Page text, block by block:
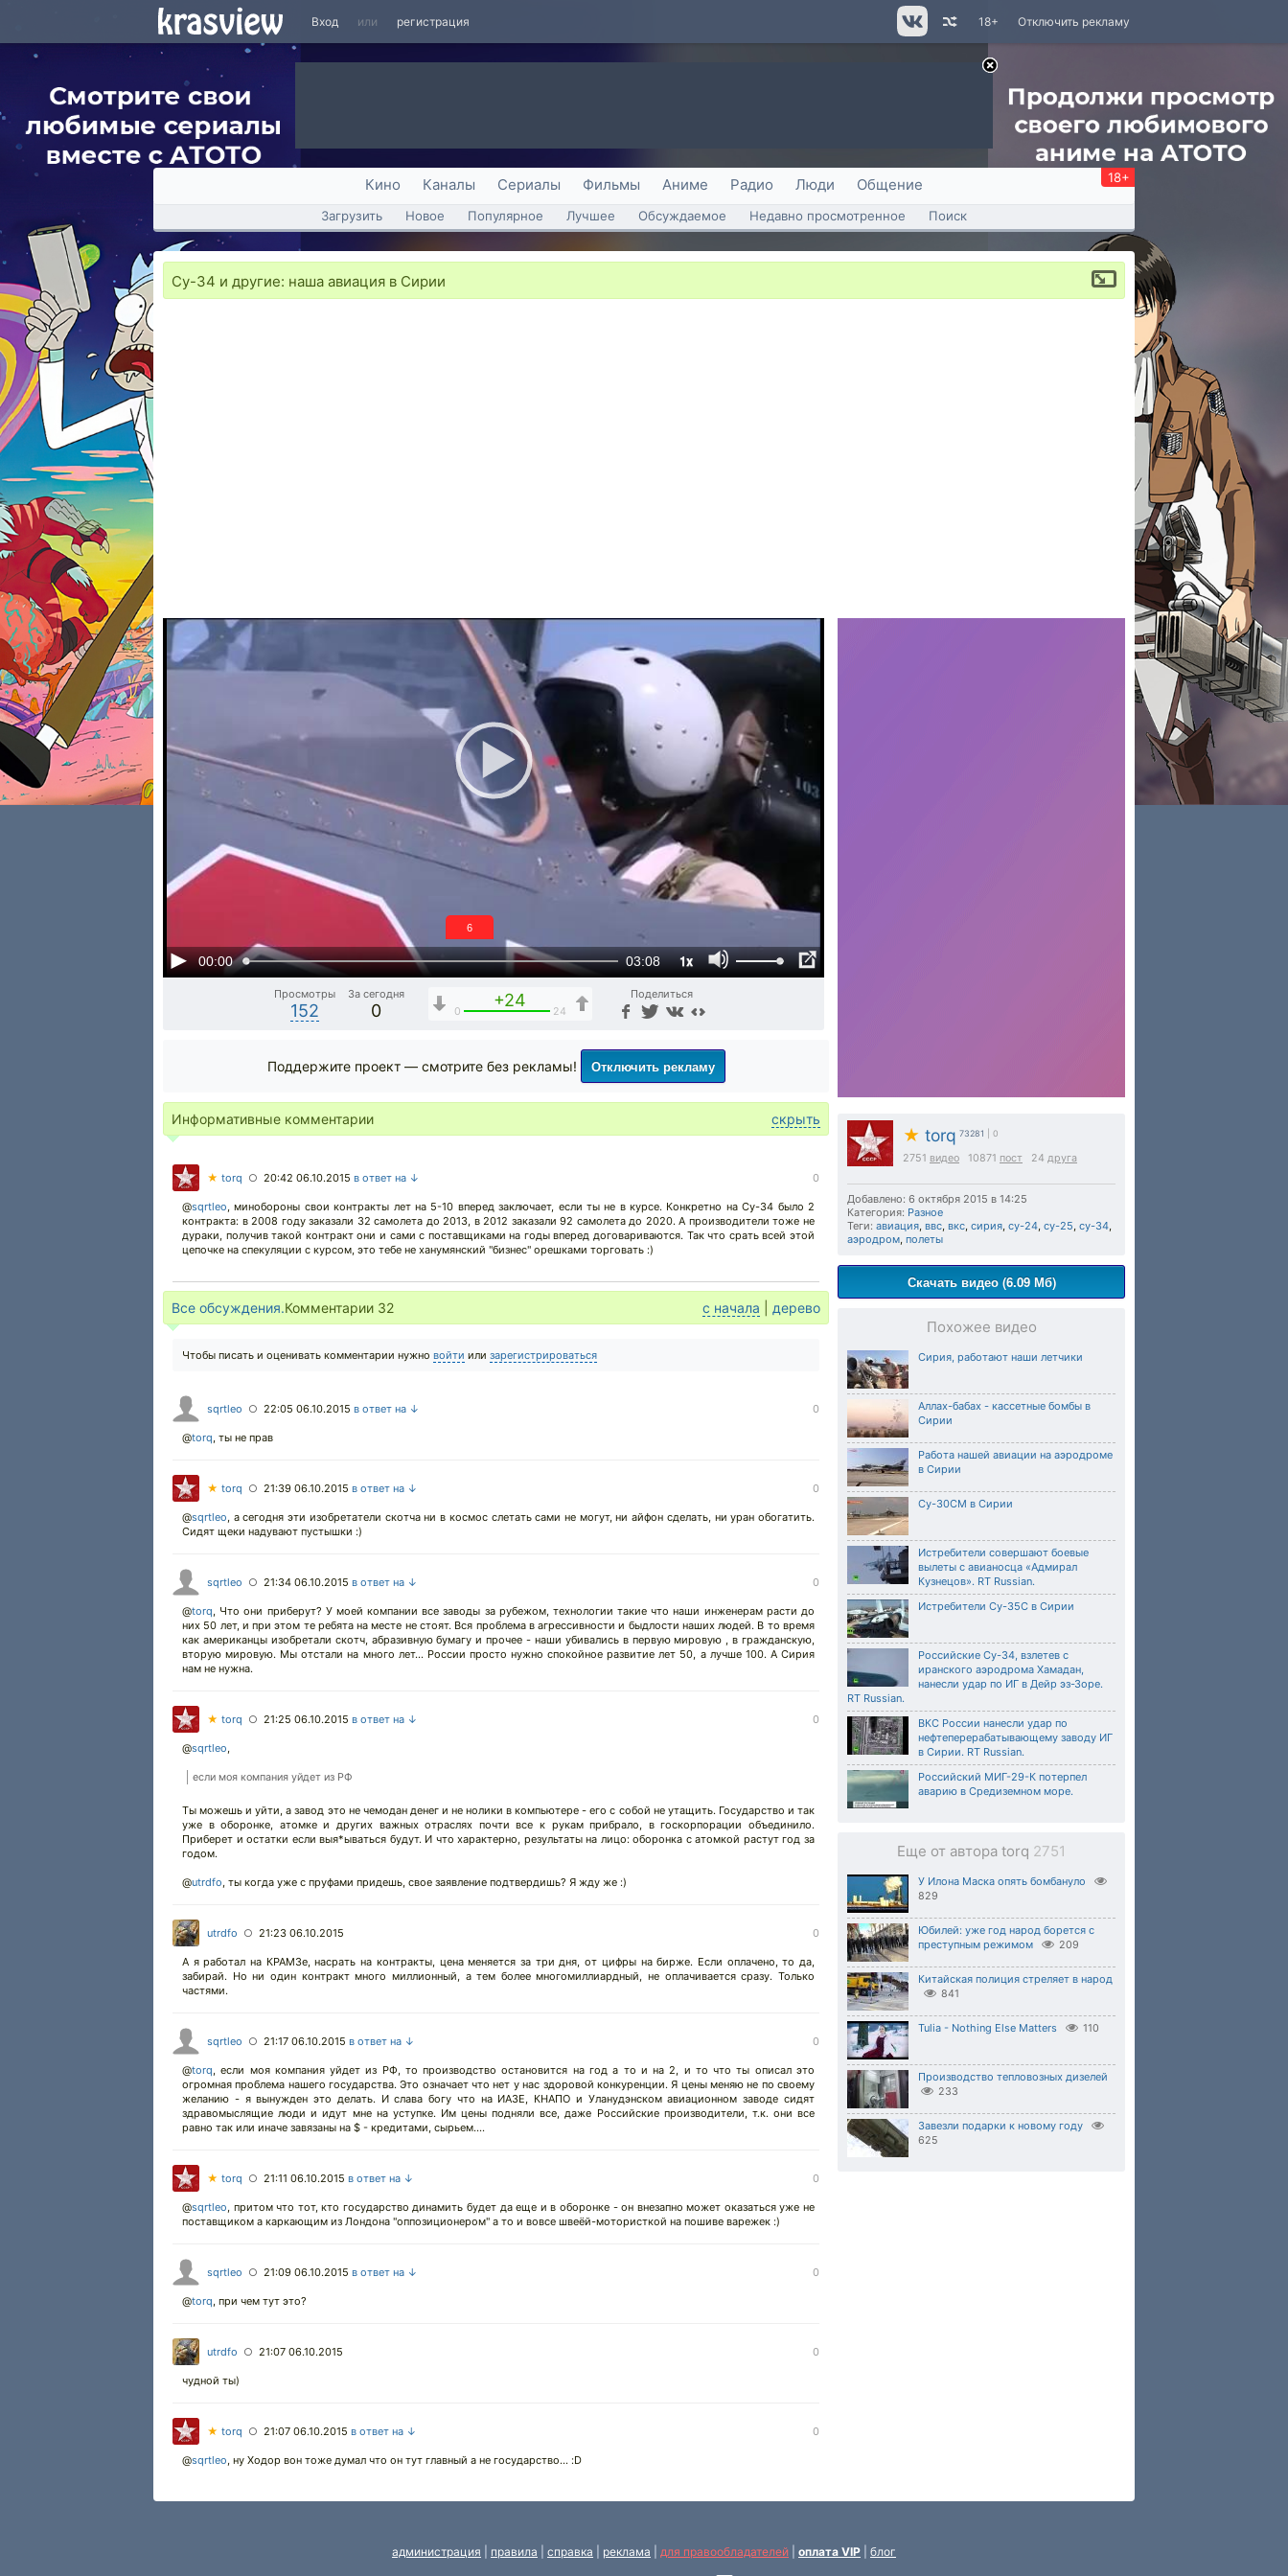
Вход или регистрация Отключить рекламу
18+
Кино Каналы Сериалы Фильмы Аниме Радио Люди Общение 18+
Загрузить Новое Популярное Лучшее Обсуждаемое Недавно просмотренное Поиск
Су-34 и другие: наша авиация в Сирии
00:00 03:08 1x
5
Просмотры
152
За сегодня
0
+24
0 24
Поделиться
★ torq 73281 | 0
2751 видео 10871 пост 24 друга
Добавлено: 6 октября 2015 в 14:25
Категория: Разное
Теги: авиация, ввс, вкс, сирия, су-24, су-25, су-34,
аэродром, полеты
Скачать видео (6.09 Мб)
Похожее видео
Сирия, работают наши летчики
Аллах-бабах - кассетные бомбы в
Сирии
Работа нашей авиации на аэродроме
в Сирии
Су-30СМ в Сирии
Истребители совершают боевые
вылеты с авианосца «Адмирал
Кузнецов». RT Russian.
Истребители Су-35С в Сирии
Российские Су-34, взлетев с
иранского аэродрома Хамадан,
нанесли удар по ИГ в Дейр эз-Зоре.
RT Russian.
ВКС России нанесли удар по
нефтеперерабатывающему заводу ИГ
в Сирии. RT Russian.
Российский МИГ-29-К потерпел
аварию в Средиземном море.
Еще от автора torq 2751
У Илона Маска опять бомбануло
829
Юбилей: уже год народ борется с
преступным режимом
209
Китайская полиция стреляет в народ
841
Tulia - Nothing Else Matters 110
Производство тепловозных дизелей
233
Завезли подарки к новому году
625
Поддержите проект — смотрите без рекламы! Отключить рекламу
Информативные комментарии скрыть
★ torq ○ 20:42 06.10.2015 в ответ на ↓ 0
@sqrtleo,минобороны свои контракты лет на 5-10 вперед заключает, если ты не в курсе. Конкретно на Су-34 было 2
контракта: в 2008 году заказали 32 самолета до 2013, в 2012 заказали 92 самолета до 2020. А производители тоже не
дураки, получив такой контракт они и сами с поставщиками на годы вперед договариваются. Так что срать всей этой
цепочке на спекуляции с курсом, это тебе не ханумянский "бизнес" орешками торговать :)
Все обсуждения.Комментарии 32 с начала дерево
Чтобы писать и оценивать комментарии нужно войти или зарегистрироваться
sqrtleo ○ 22:05 06.10.2015 в ответ на ↓ 0
@torq, ты не прав
★ torq ○ 21:39 06.10.2015 в ответ на ↓ 0
@sqrtleo, а сегодня эти изобретатели скотча ни в космос слетать сами не могут, ни айфон сделать, ни уран обогатить.
Сидят щеки надувают пустышки :)
sqrtleo ○ 21:34 06.10.2015 в ответ на ↓ 0
@torq, Что они приберут? У моей компании все заводы за рубежом, технологии такие что наши инженерам расти до
них 50 лет, и при этом те ребята на месте не стоят. Вся проблема в агрессивности и быдлости наших людей. В то время
как американцы изобретали скотч, абразивную бумагу и прочее - наши убивались в первую мировую , в гражданскую,
вторую мировую. Мы отстали на много лет... России просто нужно спокойное развитие лет 50, а лучше 100. А Сирия
нам не нужна.
★ torq ○ 21:25 06.10.2015 в ответ на ↓ 0
@sqrtleo,
если моя компания уйдет из РФ
Ты можешь и уйти, а завод это не чемодан денег и не нолики в компьютере - его с собой не утащить. Государство и так
уже в оборонке, атомке и других важных отраслях почти все к рукам прибрало, в госкорпорации объединило.
Приберет и остатки если выя*ываться будут. И что характерно, результаты на лицо: оборонка с атомкой растут год за
годом.
@utrdfo, ты когда уже с пруфами придешь, свое заявление подтвердишь? Я жду же :)
utrdfo ○ 21:23 06.10.2015 0
А я работал на КРАМЗе, насрать на контракты, цена меняется за три дня, от цифры на бирже. Если оплачено, то да,
забирай. Но ни один контракт много миллионный, а тем более многомиллиардный, не оплачивается сразу. Только
частями.
sqrtleo ○ 21:17 06.10.2015 в ответ на ↓ 0
@torq,если моя компания уйдет из РФ, то производство остановится на год а то и на 2, и то что ты описал это
огромная проблема нашего государства. Это означает что нет у нас здоровой конкуренции. Я цены меняю не по своему
желанию - я вынужден это делать. И слава богу что на ИАЗЕ, КНАПО и Уланудэнском авиационном заводе сидят
здравомыслящие люди и идут мне на уступке. Им цены подняли все, даже Российские производители, т.к. они все
равно так или иначе завязаны на $ - кредитами, сырьем....
★ torq ○ 21:11 06.10.2015 в ответ на ↓ 0
@sqrtleo, притом что тот, кто государство динамить будет да еще и в оборонке - он внезапно может оказаться уже не
поставщиком а каркающим из Лондона "оппозиционером" а то и вовсе швеёй-мотористкой на пошиве варежек :)
sqrtleo ○ 21:09 06.10.2015 в ответ на ↓ 0
@torq, при чем тут это?
utrdfo ○ 21:07 06.10.2015 0
чудной ты)
★ torq ○ 21:07 06.10.2015 в ответ на ↓ 0
@sqrtleo, ну Ходор вон тоже думал что он тут главный а не государство... :D
администрация правила справка реклама для правообладателей оплата VIP
блог